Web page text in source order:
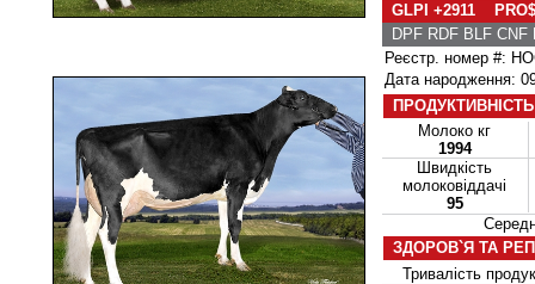
GLPI +2911
DPF RDF BLF CNF
Реєстр. номер #:
Дата народження:
ПРОДУКТИВНІСТЬ
Молоко кг
1994
Швидкість
молоковіддачі
95
ЗДОРОВ`Я ТА
Тривалість